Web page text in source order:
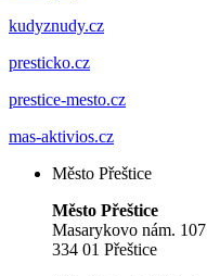
kudyznudy.cz
presticko.cz
prestice-mesto.cz
mas-aktivios.cz
Město Přeštice
Město Přeštice
Masarykovo nám. 107
334 01 Přeštice